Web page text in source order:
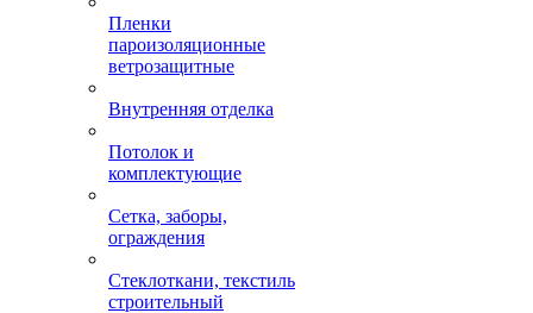
Пленки
пароизоляционные
ветрозащитные
Внутренняя отделка
Потолок и
комплектующие
Сетка, заборы,
ограждения
Стеклоткани, текстиль
строительный